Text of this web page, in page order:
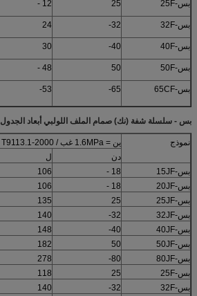
بس-25F 25
12 -
بس-32F 32-
24
بس-40F 40-
30
بس-50F 50
48 -
بس-65CF 65-
53-
بس - سلسلة شفة (نك) صمام الملف اللولبي أبعاد الجدول
نموذج
ين = 1.6MPa غب / T9113.1-2000 البعد اتصال شفة (مم)
دن
ل
بس-15JF
18 -
106
بس-20JF
18 -
106
بس-25JF
25
135
بس-32JF
32-
140
بس-40JF
40-
148
بس-50JF
50
182
بس-80JF
80-
278
بس-25F
25
118
بس-32F
32-
140